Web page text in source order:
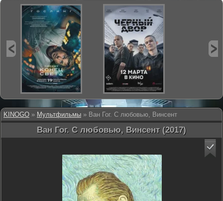
KINOGO » Мультфильмы » Ван Гог. С любовью, Винсент
Ван Гог. С любовью, Винсент (2017)